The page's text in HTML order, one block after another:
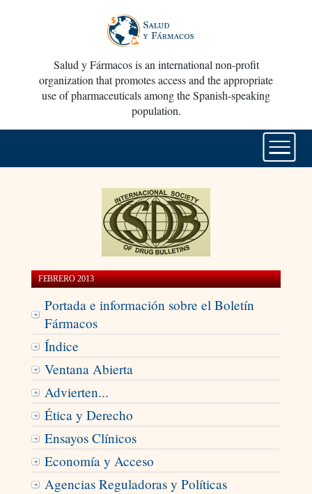
Salud y Fármacos is an international non-profit
organization that promotes access and the appropriate
use of pharmaceuticals among the Spanish-speaking
population.
FEBRERO 2013
Portada e información sobre el Boletín
Fármacos
Índice
Ventana Abierta
Advierten...
Ética y Derecho
Ensayos Clínicos
Economía y Acceso
Agencias Reguladoras y Políticas